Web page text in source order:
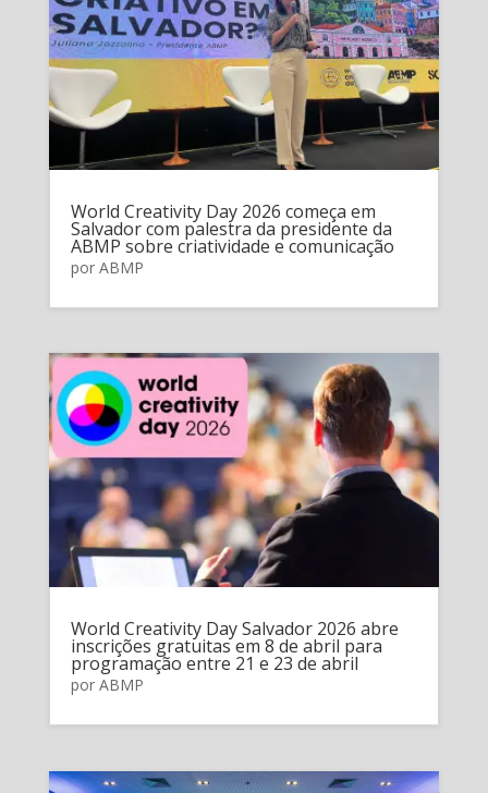
World Creativity Day 2026 começa em
Salvador com palestra da presidente da
ABMP sobre criatividade e comunicação
por ABMP
World Creativity Day Salvador 2026 abre
inscrições gratuitas em 8 de abril para
programação entre 21 e 23 de abril
por ABMP